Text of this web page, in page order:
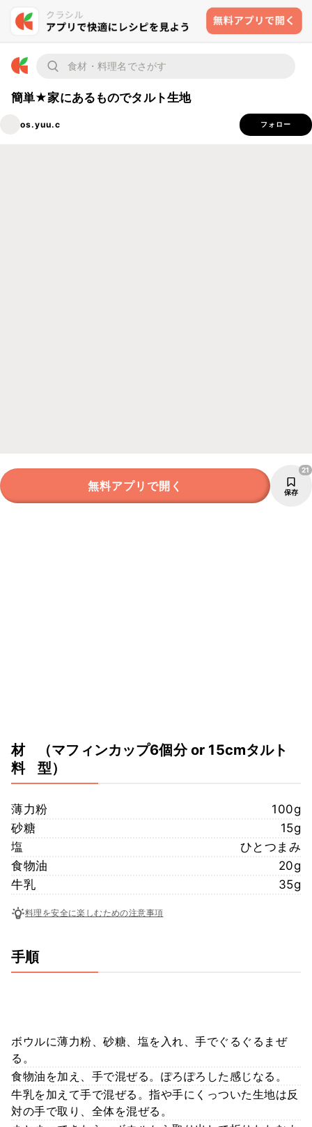
簡単★家にあるものでタルト生地
os.yuu.c フォロー
無料アプリで開く 保存
21
材
料
（マフィンカップ6個分 or 15cmタルト
型）
薄力粉
100g
砂糖
15g
塩
ひとつまみ
食物油
20g
牛乳
35g
料理を安全に楽しむための注意事項
手順
ボウルに薄力粉、砂糖、塩を入れ、手でぐるぐるまぜ
る。
食物油を加え、手で混ぜる。ぽろぽろした感じなる。
牛乳を加えて手で混ぜる。指や手にくっついた生地は反
対の手で取り、全体を混ぜる。